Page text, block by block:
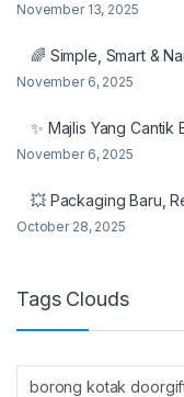
November 13, 2025
🌈 Simple, Smart &
November 6, 2025
✨ Majlis Yang Cantik
November 6, 2025
💥 Packaging Baru,
October 28, 2025
Tags Clouds
borong kotak